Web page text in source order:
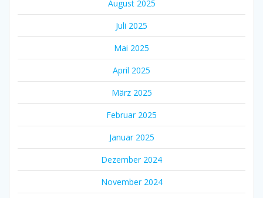
August 2025
Juli 2025
Mai 2025
April 2025
März 2025
Februar 2025
Januar 2025
Dezember 2024
November 2024